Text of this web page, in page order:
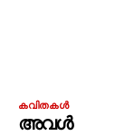
കവിതകൾ
അവൾ